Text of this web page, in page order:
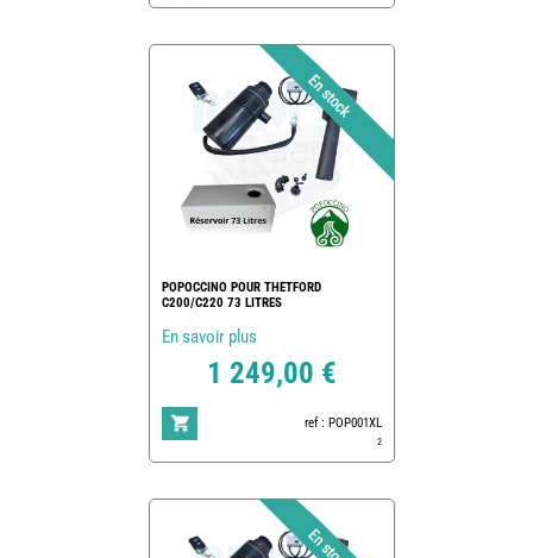
POPOCCINO POUR THETFORD
C200/C220 73 LITRES
En savoir plus
1 249,00 €
ref : POP001XL
2